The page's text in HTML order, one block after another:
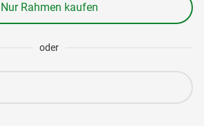
Nur Rahmen kaufen
oder